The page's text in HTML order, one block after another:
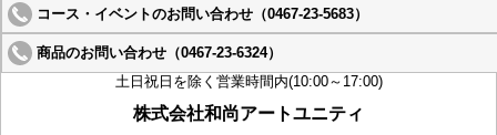
コース・イベントのお問い合わせ（0467-23-5683）
商品のお問い合わせ（0467-23-6324）
土日祝日を除く営業時間内(10:00～17:00)
株式会社和尚アートユニティ